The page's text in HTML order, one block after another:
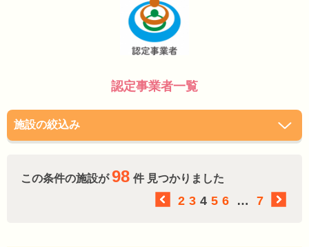
認定事業者一覧
施設の絞込み
この条件の施設が98 件 見つかりました
2 3 4 5 6 … 7